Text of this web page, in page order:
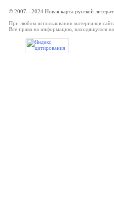
© 2007—2024 Новая карта русской
При любом использовании материалов
Все права на информацию, находящуюся на